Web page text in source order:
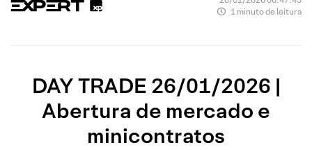
1 minuto de leitura
DAY TRADE 26/01/2026 |
Abertura de mercado e
minicontratos